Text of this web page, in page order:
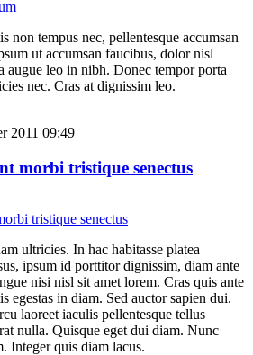
non tempus nec, pellentesque accumsan
ut accumsan faucibus, dolor nisl
augue leo in nibh. Donec tempor porta
nec. Cras at dignissim leo.
2011 09:49
morbi tristique senectus
ultricies. In hac habitasse platea
ipsum id porttitor dignissim, diam ante
nisi nisl sit amet lorem. Cras quis ante
egestas in diam. Sed auctor sapien dui.
laoreet iaculis pellentesque tellus
nulla. Quisque eget dui diam. Nunc
Integer quis diam lacus.